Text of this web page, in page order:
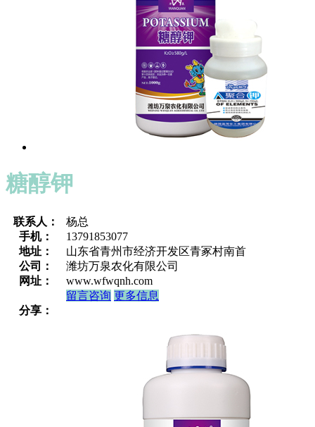
糖醇钾
联系人：
杨总
手机：
13791853077
地址：
山东省青州市经济开发区青冢村南首
公司：
潍坊万泉农化有限公司
网址：
www.wfwqnh.com
留言咨询 更多信息
分享：